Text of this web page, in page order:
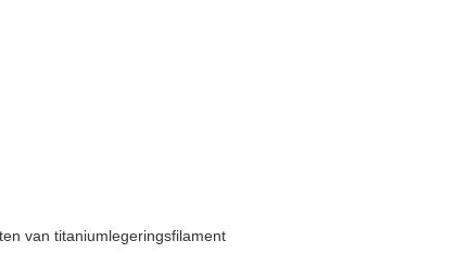
van titaniumlegeringsfilament